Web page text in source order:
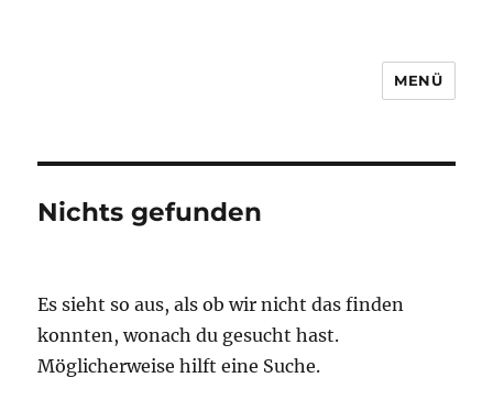
MENÜ
Nichts gefunden
Es sieht so aus, als ob wir nicht das finden
konnten, wonach du gesucht hast.
Möglicherweise hilft eine Suche.